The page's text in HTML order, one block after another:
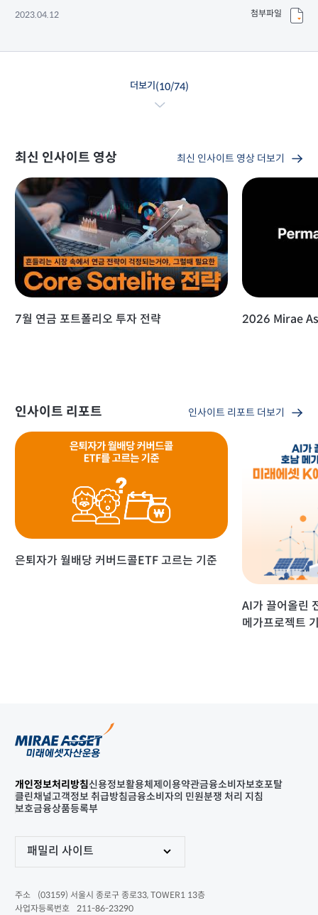
2023.04.12 첨부파일
더보기 (10/74)
최신 인사이트 영상 최신 인사이트 영상 더보기
7월 연금 포트폴리오 투자 전략 2026 Mirae
인사이트 리포트 인사이트 리포트 더보기
은퇴자가 월배당 커버드콜ETF 고르는 기준
AI가 끌어올린
메가프로젝트
개인정보처리방침신용정보활용체제 이용약관금융소비자보호포탈
클린채널고객정보 취급방침금융소비자의 민원분쟁 처리 지침
보호금융상품등록부
패밀리 사이트
주소
(03159) 서울시 종로구 종로33, TOWER1 13층
사업자등록번호
211-86-23290